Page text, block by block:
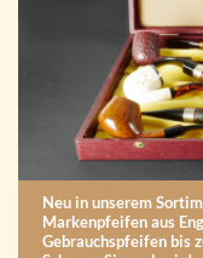
Neu in unserem
Markenpfeifen aus
Gebrauchspfeifen bis